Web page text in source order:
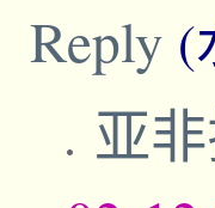
Reply (
亚